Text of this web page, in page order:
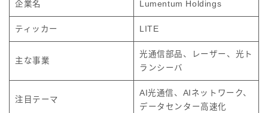
企業名 Lumentum Holdings
ティッカー LITE
主な事業
光通信部品、レーザー、光ト
ランシーバ
注目テーマ
AI光通信、AIネットワーク、
データセンター高速化